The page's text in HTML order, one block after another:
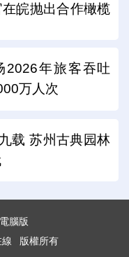
皖抛出合作橄榄
2026年旅客吞吐
万人次
载 苏州古典园林
電腦版
線 版權所有